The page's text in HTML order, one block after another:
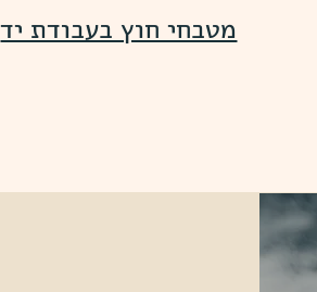
מטבחי חוץ בעבודת יד